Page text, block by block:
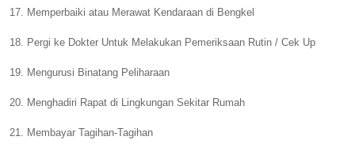
17. Memperbaiki atau Merawat Kendaraan di Bengkel
18. Pergi ke Dokter Untuk Melakukan Pemeriksaan Rutin / Cek Up
19. Mengurusi Binatang Peliharaan
20. Menghadiri Rapat di Lingkungan Sekitar Rumah
21. Membayar Tagihan-Tagihan